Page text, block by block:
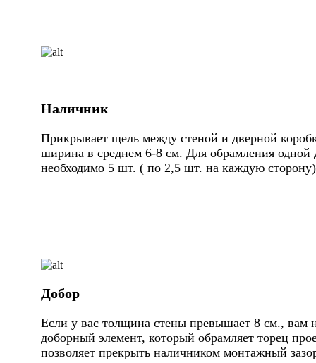
Наличник
Прикрывает щель между стеной и дверной
ширина в среднем 6-8 см. Для обрамления одной
необходимо 5 шт. ( по 2,5 шт. на каждую сторону)
Добор
Если у вас толщина стены превышает 8 см., вам
доборный элемент, который обрамляет торец
позволяет прекрыть наличником монтажный